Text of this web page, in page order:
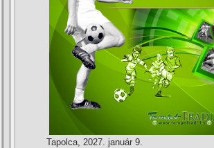
Tapolca, 2027. január 9.